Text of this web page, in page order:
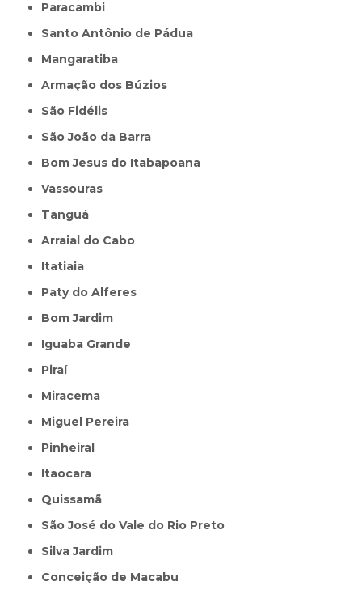
Paracambi
Santo Antônio de Pádua
Mangaratiba
Armação dos Búzios
São Fidélis
São João da Barra
Bom Jesus do Itabapoana
Vassouras
Tanguá
Arraial do Cabo
Itatiaia
Paty do Alferes
Bom Jardim
Iguaba Grande
Piraí
Miracema
Miguel Pereira
Pinheiral
Itaocara
Quissamã
São José do Vale do Rio Preto
Silva Jardim
Conceição de Macabu